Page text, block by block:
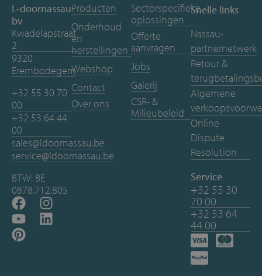
L-doornassau
bv
Kwadelapstraat
2
9320
Erembodegem
+32 55 30 70
00
+32 53 64 44
00
sales@ldoornassau.be
service@ldoornassau.be
BTW: BE
0878.712.805
Producten
Onderhoud
en
herstellingen
Webshop
Contact
Over ons
Sectorspecifieke
oplossingen
Offerte
aanvragen
Jobs
Galerij
CSR- &
Milieubeleid
Snelle links
Nassau-
partnernetwerk
Retour &
Algemene
Online
Dispute
Resolution
Service
+32 55 30
70 00
+32 53 64
44 00